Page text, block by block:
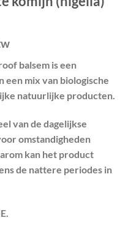
balsem is een
een mix van biologische
natuurlijke producten.
van de dagelijkse
omstandigheden
kan het product
de nattere periodes in